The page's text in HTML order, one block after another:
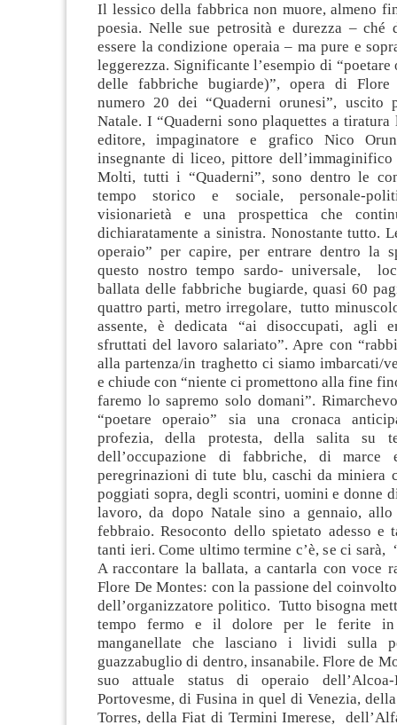
Il lessico della fabbrica non muore, almeno
poesia. Nelle sue petrosità e durezza – ché
essere la condizione operaia – ma pure e
leggerezza. Significante l’esempio di
delle fabbriche bugiarde)”, opera di
numero 20 dei “Quaderni orunesi”,
Natale. I “Quaderni sono plaquettes a
editore, impaginatore e grafico Nico
insegnante di liceo, pittore
Molti, tutti i “Quaderni”, sono dentro le
tempo storico e sociale, personale-
visionarietà e una prospettica che
dichiaratamente a sinistra. Nonostante tutto.
operaio” per capire, per entrare dentro la
questo nostro tempo sardo- universale,
ballata delle fabbriche bugiarde, quasi 60
quattro parti, metro irregolare, tutto
assente, è dedicata “ai disoccupati, agli
sfruttati del lavoro salariato”. Apre con
alla partenza/in traghetto ci siamo imbarcati/
e chiude con “niente ci promettono alla fine
faremo lo sapremo solo domani”.
“poetare operaio” sia una cronaca
profezia, della protesta, della salita su
dell’occupazione di fabbriche, di marce
peregrinazioni di tute blu, caschi da
poggiati sopra, degli scontri, uomini e donne
lavoro, da dopo Natale sino a gennaio,
febbraio. Resoconto dello spietato adesso e
tanti ieri. Come ultimo termine c’è, se ci
A raccontare la ballata, a cantarla con voce
Flore De Montes: con la passione del
dell’organizzatore politico. Tutto bisogna
tempo fermo e il dolore per le ferite
manganellate che lasciano i lividi sulla
guazzabuglio di dentro, insanabile. Flore de
suo attuale status di operaio dell’Alcoa-
Portovesme, di Fusina in quel di Venezia,
Torres, della Fiat di Termini Imerese,